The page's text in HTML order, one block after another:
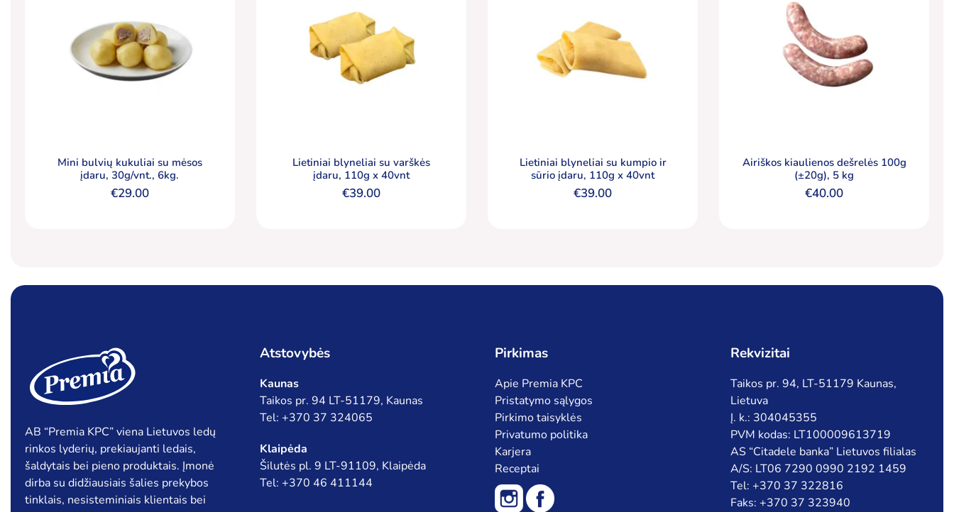
Mini bulvių kukuliai su mėsos
įdaru, 30g/vnt., 6kg.
€29.00
Lietiniai blyneliai su varškės
įdaru, 110g x 40vnt
€39.00
Lietiniai blyneliai su kumpio ir
sūrio įdaru, 110g x 40vnt
€39.00
Airiškos kiaulienos dešrelės 100g
(±20g), 5 kg
€40.00
AB “Premia KPC” viena Lietuvos ledų
rinkos lyderių, prekiaujanti ledais,
šaldytais bei pieno produktais. Įmonė
dirba su didžiausiais šalies prekybos
tinklais, nesisteminiais klientais bei
Atstovybės
Kaunas
Taikos pr. 94 LT-51179, Kaunas
Tel: +370 37 324065
Klaipėda
Šilutės pl. 9 LT-91109, Klaipėda
Tel: +370 46 411144
Pirkimas
Apie Premia KPC
Pristatymo sąlygos
Pirkimo taisyklės
Privatumo politika
Karjera
Receptai
Rekvizitai
Taikos pr. 94, LT-51179 Kaunas,
Lietuva
Į. k.: 304045355
PVM kodas: LT100009613719
AS “Citadele banka” Lietuvos filialas
A/S: LT06 7290 0990 2192 1459
Tel: +370 37 322816
Faks: +370 37 323940